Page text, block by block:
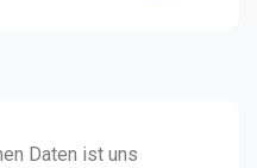
Daten ist uns